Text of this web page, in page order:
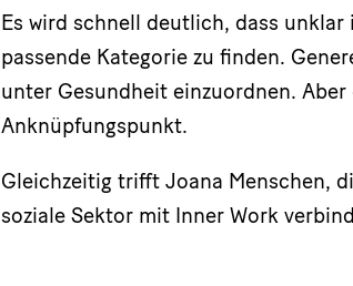
Es wird schnell deutlich, dass
passende Kategorie zu finden.
unter Gesundheit einzuordnen.
Anknüpfungspunkt.
Gleichzeitig trifft Joana Menschen,
soziale Sektor mit Inner Work